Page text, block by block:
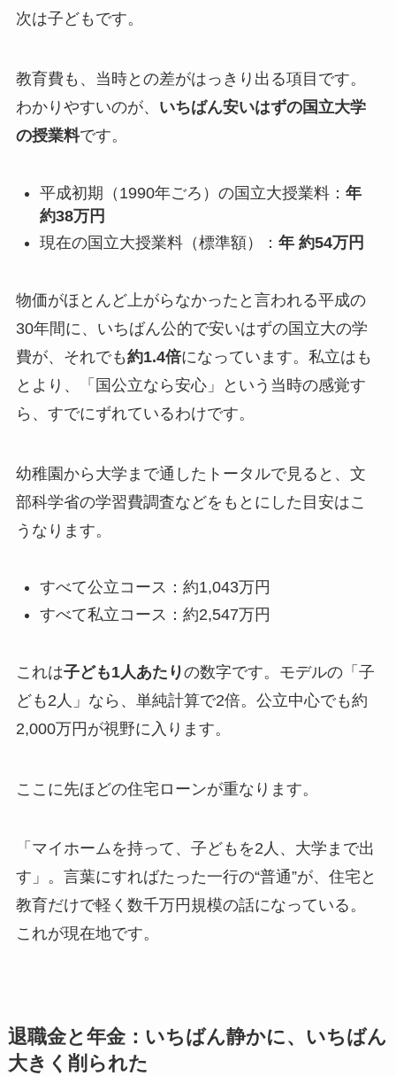
次は子どもです。
教育費も、当時との差がはっきり出る項目です。
わかりやすいのが、 いちばん安いはずの国立大学
の授業料です。
平成初期（1990年ごろ）の国立大授業料： 年
約38万円
現在の国立大授業料（標準額）： 年 約54万円
物価がほとんど上がらなかったと言われる平成の
30年間に、いちばん公的で安いはずの国立大の学
費が、それでも約1.4倍になっています。私立はも
とより、「国公立なら安心」という当時の感覚す
ら、すでにずれているわけです。
幼稚園から大学まで通したトータルで見ると、文
部科学省の学習費調査などをもとにした目安はこ
うなります。
すべて公立コース：約1,043万円
すべて私立コース：約2,547万円
これは子ども1人あたりの数字です。モデルの「子
ども2人」なら、単純計算で2倍。公立中心でも約
2,000万円が視野に入ります。
ここに先ほどの住宅ローンが重なります。
「マイホームを持って、子どもを2人、大学まで出
す」。言葉にすればたった一行の“普通”が、住宅と
教育だけで軽く数千万円規模の話になっている。
これが現在地です。
退職金と年金：いちばん静かに、いちばん
大きく削られた